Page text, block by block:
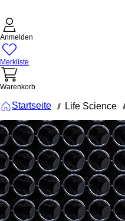
Anmelden
Merkliste
Warenkorb
Startseite /// Life Science ///